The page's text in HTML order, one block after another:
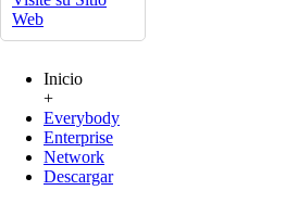
Web
Inicio
+
Everybody
Enterprise
Network
Descargar